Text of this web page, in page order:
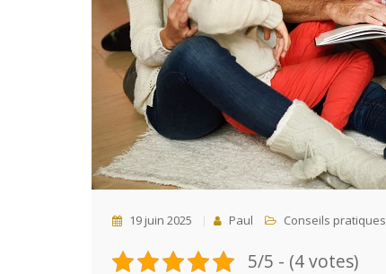
19 juin 2025 Paul Conseils pratiques
5/5 - (4 votes)